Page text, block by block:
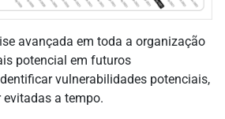
avançada em toda a organização
potencial em futuros
vulnerabilidades potenciais,
evitadas a tempo.